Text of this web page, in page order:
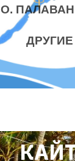
О. ПАЛАВАН